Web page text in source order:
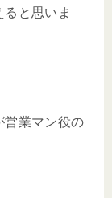
と思いま
営業マン役の